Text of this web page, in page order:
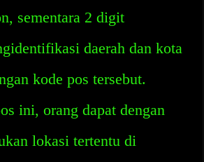
sementara 2 digit
daerah dan kota
kode pos tersebut.
ini, orang dapat dengan
lokasi tertentu di